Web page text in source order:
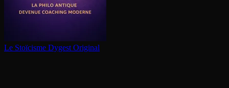
Le Stoïcisme Dygest Original